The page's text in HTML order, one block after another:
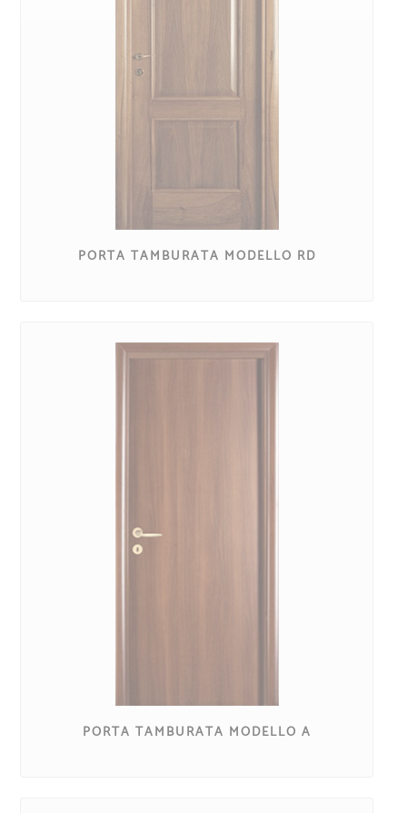
PORTA TAMBURATA MODELLO RD
PORTA TAMBURATA MODELLO A